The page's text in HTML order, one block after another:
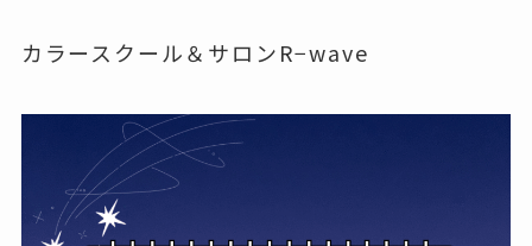
カラースクール＆サロンR−wave